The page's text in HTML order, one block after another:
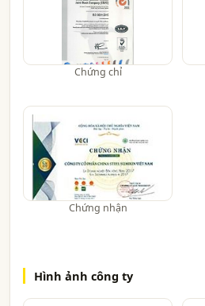
Chứng chỉ
Chứng nhận
Hình ảnh công ty